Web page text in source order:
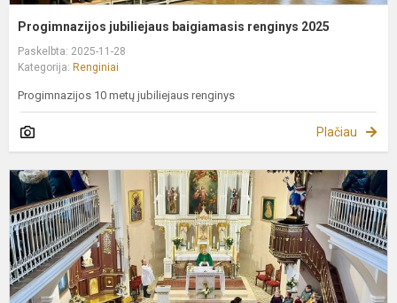
Progimnazijos jubiliejaus baigiamasis renginys 2025
Paskelbta: 2025-11-28
Kategorija: Renginiai
Progimnazijos 10 metų jubiliejaus renginys
Plačiau